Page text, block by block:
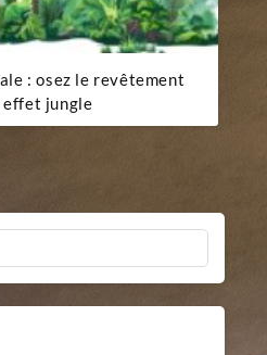
: osez le revêtement
effet jungle